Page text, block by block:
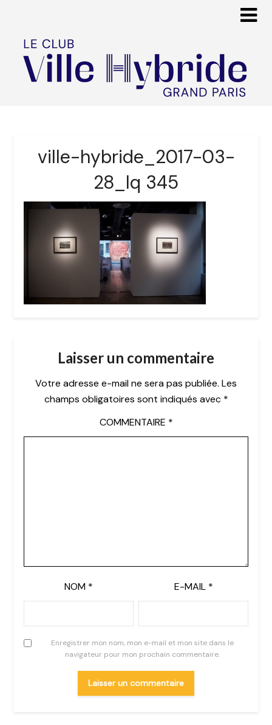
ville-hybride_2017-03-
28_lq 345
Laisser un commentaire
Votre adresse e-mail ne sera pas publiée. Les
champs obligatoires sont indiqués avec *
COMMENTAIRE *
NOM * E-MAIL *
Enregistrer mon nom, mon e-mail et mon site dans le
navigateur pour mon prochain commentaire.